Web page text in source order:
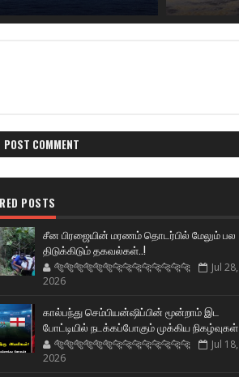
POST COMMENT
POSTS
சீன பிரஜையின் மரணம் தொடர்பில் மேலும் பல
திடுக்கிடும் தகவல்கள்..!
🐅🐅🐅🐅🐅🐅🐆🐆🐆🐆🐆🐆🐆🐆
Jul 28,
2026
கால்பந்து செம்பியன்ஷிப்பின் மூன்றாம் இட
போட்டியில் நடக்கப்போகும் முக்கிய நிகழ்வுகள்
🐅🐅🐅🐅🐅🐅🐆🐆🐆🐆🐆🐆🐆🐆
Jul 18,
2026